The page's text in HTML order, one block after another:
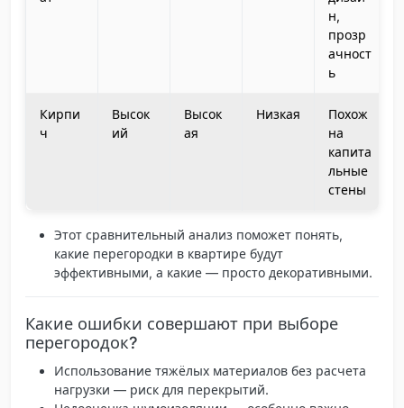
н,
прозр
ачност
ь
Кирпи
ч
Высок
ий
Высок
ая
Низкая
Похож
на
капита
льные
стены
Этот сравнительный анализ поможет понять,
какие перегородки в квартире будут
эффективными, а какие — просто декоративными.
Какие ошибки совершают при выборе
перегородок?
Использование тяжёлых материалов без расчета
нагрузки — риск для перекрытий.